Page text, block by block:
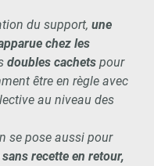
du support, une
chez les
doubles cachetspour
être en règle avec
au niveau des
se pose aussi pour
recette en retour,